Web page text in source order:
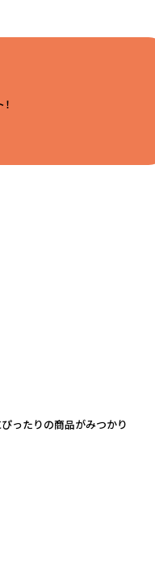
ったりの商品がみつかり